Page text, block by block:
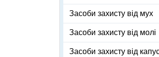
Засоби захисту від мух
Засоби захисту від молі
Засоби захисту від